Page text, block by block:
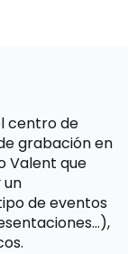
centro de
grabación en
Valent que
un
de eventos